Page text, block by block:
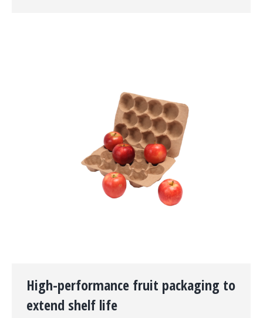
High-performance fruit packaging to
extend shelf life